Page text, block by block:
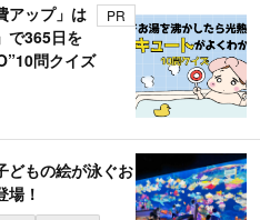
アップ」は
で365日を
問クイズ
PR
どもの絵が泳ぐお
！